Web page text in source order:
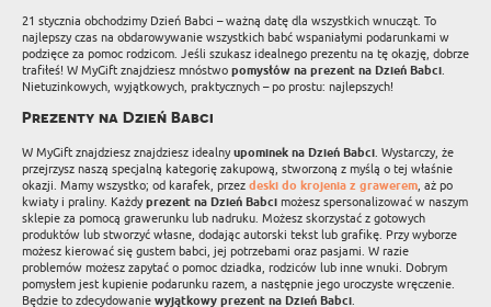
21 stycznia obchodzimy Dzień Babci – ważną datę dla wszystkich wnucząt. To
najlepszy czas na obdarowywanie wszystkich babć wspaniałymi podarunkami w
podzięce za pomoc rodzicom. Jeśli szukasz idealnego prezentu na tę okazję, dobrze
trafiłeś! W MyGift znajdziesz mnóstwo pomysłów na prezent na Dzień Babci.
Nietuzinkowych, wyjątkowych, praktycznych – po prostu: najlepszych!
Prezenty na Dzień Babci
W MyGift znajdziesz znajdziesz idealnyupominek na Dzień Babci. Wystarczy, że
przejrzysz naszą specjalną kategorię zakupową, stworzoną z myślą o tej właśnie
okazji. Mamy wszystko; od karafek, przez deski do krojenia z grawerem, aż po
kwiaty i praliny. Każdyprezent na Dzień Babci możesz spersonalizować w naszym
sklepie za pomocą grawerunku lub nadruku. Możesz skorzystać z gotowych
produktów lub stworzyć własne, dodając autorski tekst lub grafikę. Przy wyborze
możesz kierować się gustem babci, jej potrzebami oraz pasjami. W razie
problemów możesz zapytać o pomoc dziadka, rodziców lub inne wnuki. Dobrym
pomysłem jest kupienie podarunku razem, a następnie jego uroczyste wręczenie.
Będzie to zdecydowanie wyjątkowy prezent na Dzień Babci.